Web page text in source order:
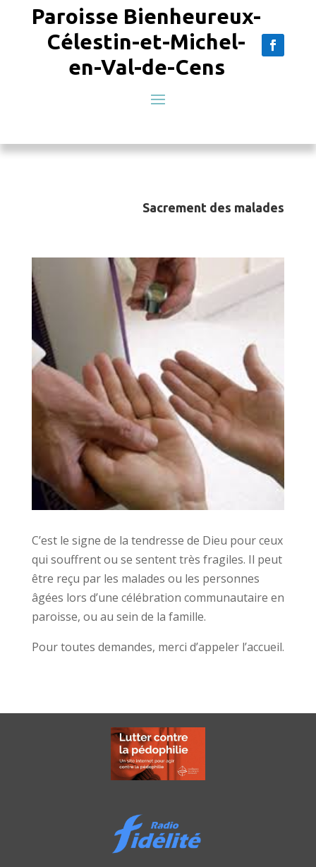
Paroisse Bienheureux-
Célestin-et-Michel-
en-Val-de-Cens
Sacrement des malades
C’est le signe de la tendresse de Dieu pour ceux
qui souffrent ou se sentent très fragiles. Il peut
être reçu par les malades ou les personnes
âgées lors d’une célébration communautaire en
paroisse, ou au sein de la famille.
Pour toutes demandes, merci d’appeler l’accueil.